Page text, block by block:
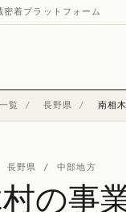
密着プラットフォーム
覧 / 長野県 / 南相
長野県 / 中部地方
の事